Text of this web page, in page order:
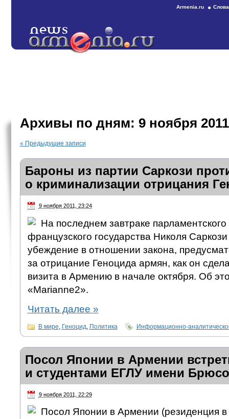
Armenia.ru
Архивы по дням: 9 ноября 2011
« Предыдущие записи
Бароны из партии Саркози
о криминализации отрицания
9 ноября 2011, 23:24
На последнем завтраке
французского государства Николя
убеждение в отношении закона,
за отрицание Геноцида армян, как он
визита в Армению в начале октября. Об
«Marianne2».
Читать далее »
В мире Геноцид Политика Информационно-
Посол Японии в Армении
и студентами ЕГЛУ имени
9 ноября 2011, 22:29
Посол Японии в Армении (резиденция в